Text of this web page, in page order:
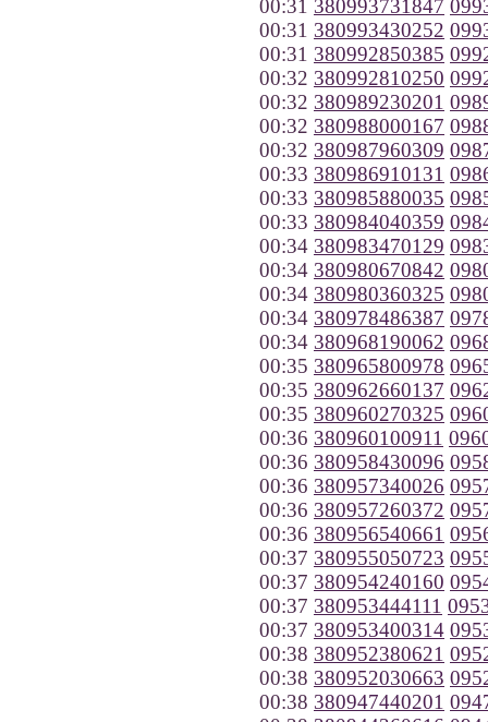
00:31 380993731847
00:31 380993430252
00:31 380992850385
00:32 380992810250
00:32 380989230201
00:32 380988000167
00:32 380987960309
00:33 380986910131
00:33 380985880035
00:33 380984040359
00:34 380983470129
00:34 380980670842
00:34 380980360325
00:34 380978486387
00:34 380968190062
00:35 380965800978
00:35 380962660137
00:35 380960270325
00:36 380960100911
00:36 380958430096
00:36 380957340026
00:36 380957260372
00:36 380956540661
00:37 380955050723
00:37 380954240160
00:37 380953444111
00:37 380953400314
00:38 380952380621
00:38 380952030663
00:38 380947440201